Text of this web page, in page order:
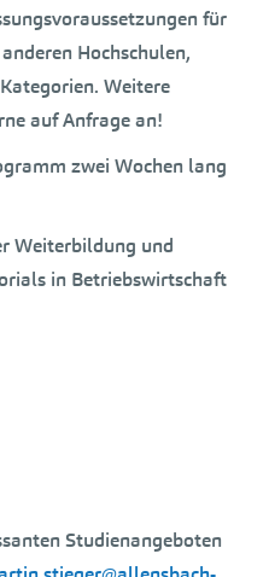
für
Hochschulen,
Weitere
auf Anfrage an!
zwei Wochen lang
Weiterbildung und
in Betriebswirtschaft
Studienangeboten